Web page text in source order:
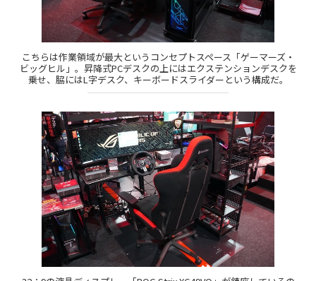
こちらは作業領域が最大というコンセプトスペース「ゲーマーズ・
ビッグヒル」。昇降式PCデスクの上にはエクステンションデスクを
乗せ、脇にはL字デスク、キーボードスライダーという構成だ。